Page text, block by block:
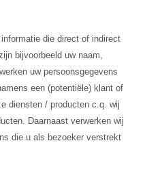
informatie die direct of indirect
bijvoorbeeld uw naam,
uw persoonsgegevens
een (potentiële) klant of
diensten / producten c.q. wij
Daarnaast verwerken wij
die u als bezoeker verstrekt